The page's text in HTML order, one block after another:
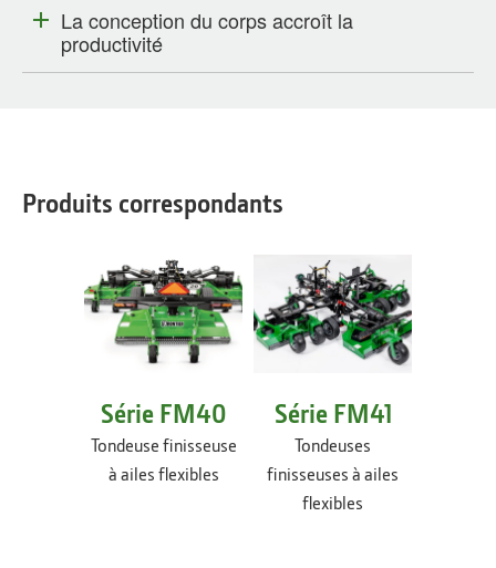
La conception du corps accroît la
productivité
Produits correspondants
Série FM40
Tondeuse finisseuse
à ailes flexibles
Série FM41
Tondeuses
finisseuses à ailes
flexibles